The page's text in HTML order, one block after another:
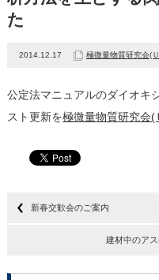
た
2014.12.17 極微量物質研究会(
公定法マニュアルのダイオキ
スト更新を極微量物質研究会(
新春交歓会のご案内
建材中のア